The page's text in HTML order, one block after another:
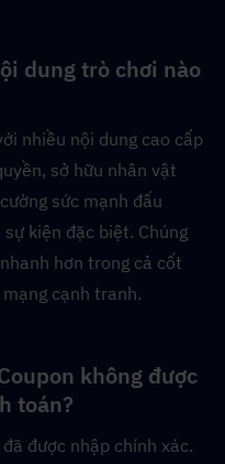
dung trò chơi nào
nhiều nội dung cao cấp
sở hữu nhân vật
sức mạnh đấu
kiện đặc biệt. Chúng
hơn trong cả cốt
cạnh tranh.
không được
toán?
được nhập chính xác.